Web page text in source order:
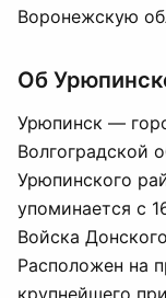
Воронежскую
Об
Урюпинск —
Волгоградской
Урюпинского
упоминается с
Войска
Расположен на
крупнейшего